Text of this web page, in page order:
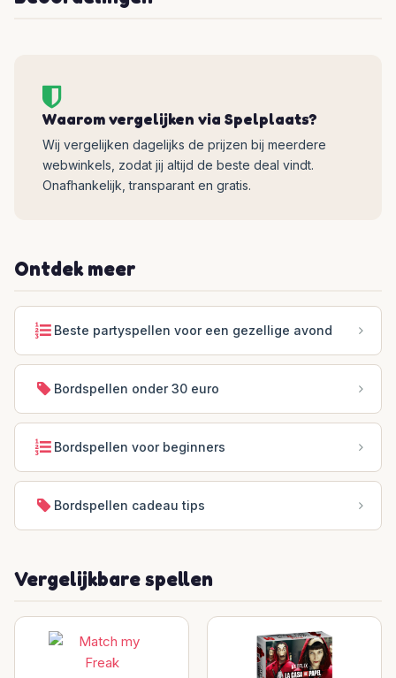
Waarom vergelijken via Spelplaats?
Wij vergelijken dagelijks de prijzen bij meerdere
webwinkels, zodat jij altijd de beste deal vindt.
Onafhankelijk, transparant en gratis.
Ontdek meer
Beste partyspellen voor een gezellige avond
Bordspellen onder 30 euro
Bordspellen voor beginners
Bordspellen cadeau tips
Vergelijkbare spellen